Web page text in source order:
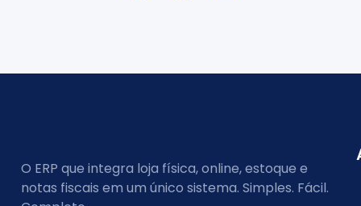
O ERP que integra loja física, online, estoque e
notas fiscais em um único sistema. Simples. Fácil.